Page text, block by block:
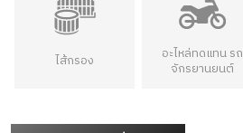
ไส้กรอง
อะไหล่ทดแทน รถ
จักรยานยนต์